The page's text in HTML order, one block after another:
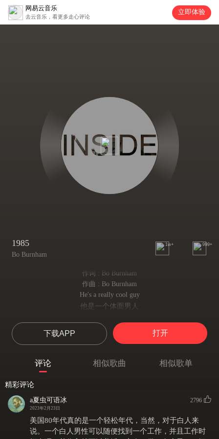
网易云音乐
去云音乐，看更多走心评论
立即体验
1985
Bo Burnham
1w+ 999+
作词 : Bo Burnham
作曲 : Bo Burnham
He's a really cool guy
他是一个体面男人
穿着体面衬衫
He's got cool shoes
穿着体面鞋子
我有没有提到他的衬衫？
You'd know why I want to be him
He walks into a room and everyone respects him (Everyone respects him)
他一走进房间大家就会向他致敬
下载APP 打开
评论 相似歌曲 相似歌单
精彩评论
a夏虫可语冰
2023年2月23日
2796
美国80年代真的是一个轻松年代，当然，对于白人来
说。一个白人男性可以随便找到一个工作，并且工作时